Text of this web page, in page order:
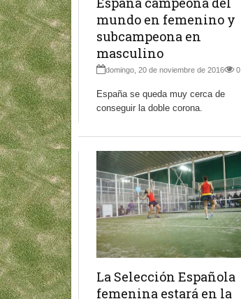
mundo en femenino y
subcampeona en
masculino
domingo, 20 de noviembre de 2016 0
España se queda muy cerca de
conseguir la doble corona.
La Selección Española
femenina estará en la